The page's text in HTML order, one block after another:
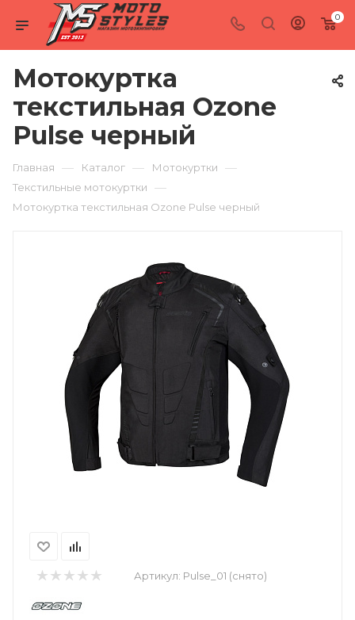
0
Мотокуртка
текстильная Ozone
Pulse черный
Главная — Каталог — Мотокуртки —
Текстильные мотокуртки —
Мотокуртка текстильная Ozone Pulse черный
Артикул: Pulse_01 (снято)